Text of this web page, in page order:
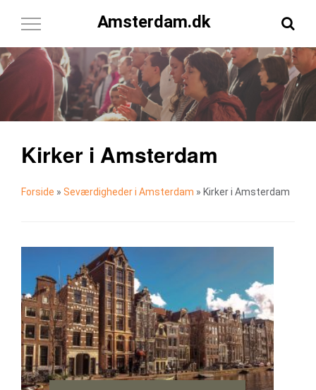
Amsterdam.dk
Toggle
Kirker i Amsterdam
Forside » Seværdigheder i Amsterdam » Kirker i Amsterdam